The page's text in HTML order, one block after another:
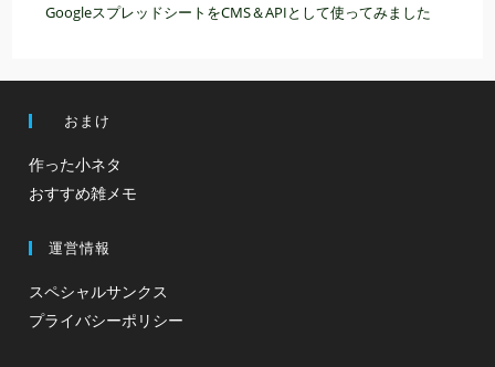
GoogleスプレッドシートをCMS＆APIとして使ってみました
おまけ
作った小ネタ
おすすめ雑メモ
運営情報
スペシャルサンクス
プライバシーポリシー